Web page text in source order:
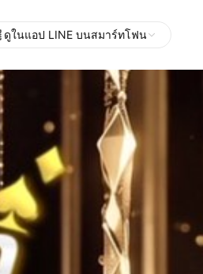
ดูในแอป LINE บนสมาร์ทโฟน